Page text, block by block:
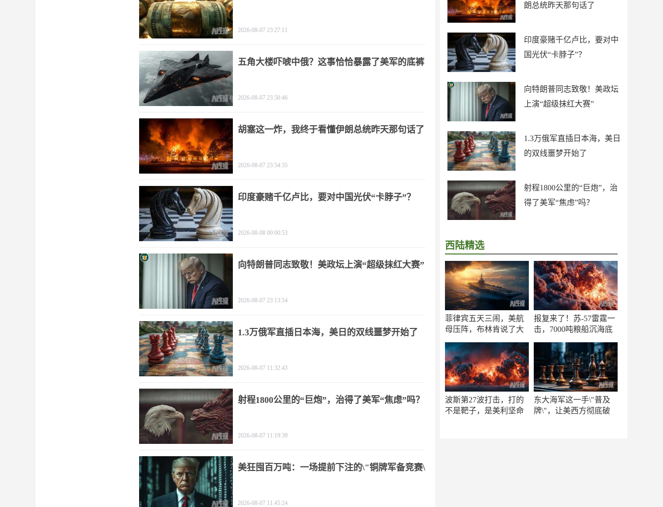
朗总统昨天那句话了
印度豪赌千亿卢比，要对中
国光伏“卡脖子”？
向特朗普同志致敬！美政坛
上演“超级抹红大赛”
1.3万俄军直插日本海，美日
的双线噩梦开始了
射程1800公里的“巨炮”，治
得了美军“焦虑”吗？
西陆精选
菲律宾五天三闹，美航
母压阵，布林肯说了大
报复来了！苏-57雷霆一
击，7000吨粮船沉海底
波斯第27波打击，打的
不是靶子，是美利坚命
东大海军这一手\"普及
牌\"，让美西方彻底破
2026-08-07 23:27:11
五角大楼吓唬中俄？这事恰恰暴露了美军的底裤
2026-08-07 23:50:46
胡塞这一炸，我终于看懂伊朗总统昨天那句话了
2026-08-07 23:54:35
印度豪赌千亿卢比，要对中国光伏“卡脖子”？
2026-08-08 00:00:53
向特朗普同志致敬！美政坛上演“超级抹红大赛”
2026-08-07 23:13:54
1.3万俄军直插日本海，美日的双线噩梦开始了
2026-08-07 11:32:43
射程1800公里的“巨炮”，治得了美军“焦虑”吗？
2026-08-07 11:19:39
美狂囤百万吨：一场提前下注的\"铜牌军备竞赛\"
2026-08-07 11:45:24